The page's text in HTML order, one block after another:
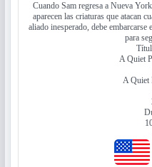
Cuando Sam regresa a Nueva
aparecen las criaturas que atacan
aliado inesperado, debe
para
A Quiet
A Quiet